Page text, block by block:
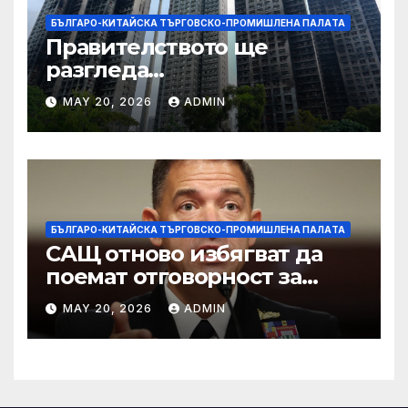
БЪЛГАРО-КИТАЙСКА ТЪРГОВСКО-ПРОМИШЛЕНА ПАЛAТА
Правителството ще
разгледа
застрахователните
претенции на Wang Fuk
Court по план за обратно
изкупуване: Хоп
MAY 20, 2026 ADMIN
БЪЛГАРО-КИТАЙСКА ТЪРГОВСКО-ПРОМИШЛЕНА ПАЛAТА
САЩ отново избягват да
поемат отговорност за
нападението в училище в
Иран, при което загинаха
155 души
MAY 20, 2026 ADMIN